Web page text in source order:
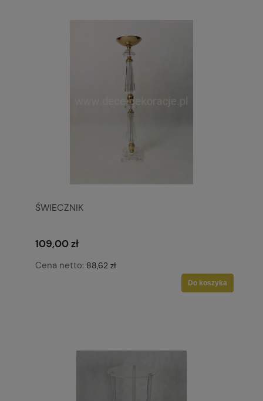
ŚWIECZNIK
109,00 zł
Cena netto: 88,62 zł
Do koszyka